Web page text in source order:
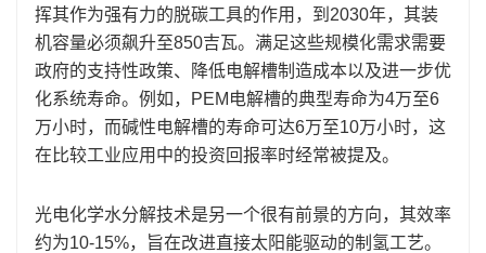
挥其作为强有力的脱碳工具的作用，到2030年，其装
机容量必须飙升至850吉瓦。满足这些规模化需求需要
政府的支持性政策、降低电解槽制造成本以及进一步优
化系统寿命。例如，PEM电解槽的典型寿命为4万至6
万小时，而碱性电解槽的寿命可达6万至10万小时，这
在比较工业应用中的投资回报率时经常被提及。
光电化学水分解技术是另一个很有前景的方向，其效率
约为10-15%，旨在改进直接太阳能驱动的制氢工艺。